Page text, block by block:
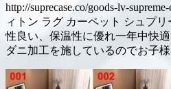
http://suprecase.co/goods-lv-
ィトン ラグ カーペット シュプ
性良い、保温性に優れ一年中快
ダニ加工を施しているのでお子